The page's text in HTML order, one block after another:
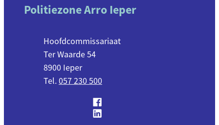
Contact & openingsuren
Politiezone Arro Ieper
AdresHoofdcommissariaat
Ter Waarde 54
,8900 Ieper
057 230 500
Politiezone Arro Ieper
Politiezone Arro Ieper